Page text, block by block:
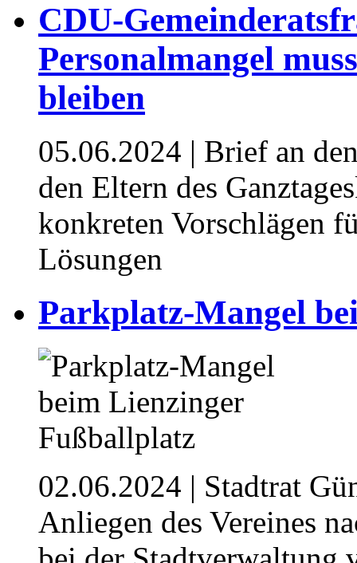
CDU-
Personalmangel
bleiben
05.06.2024 | Brief an
den Eltern des
konkreten Vorschlägen
Lösungen
Parkplatz-Mangel
02.06.2024 | Stadtrat
Anliegen des Vereines